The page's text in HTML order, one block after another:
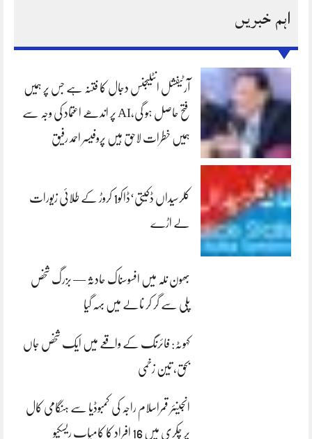
اہم خبریں
آرٹیفشل انٹلیجنس دجال کا فتنہ ہے جس پر ہمیں
فتح حاصل ہو گی،AI پر اندھے اعتماد کی وجہ سے
ہمیں خطرات لاحق ہیں پروفیسر احمد رفیق
کلرسیداں ڈکیتی‘ڈاکو1 کروڑ کے طلائی زیورات
لے اڑے
بھون نلہ میں افسوسناک حادثہ — بزرگ شخص
پلی سے گر کر نالے میں بہہ گیا
کہوٹہ: فائرنگ کے واقعے میں ایک شخص جاں
بحق، تین زخمی
انجینئر قمراسلام راجہ کی کمبوڈیا سے ہنگامی کال
پر چکری میں 16 افراد کا کامیاب ریسکیو